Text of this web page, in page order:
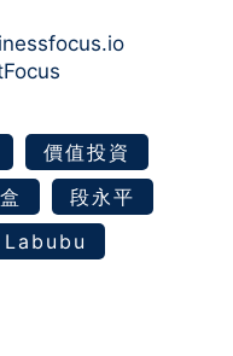
價值投資
段永平
Labubu